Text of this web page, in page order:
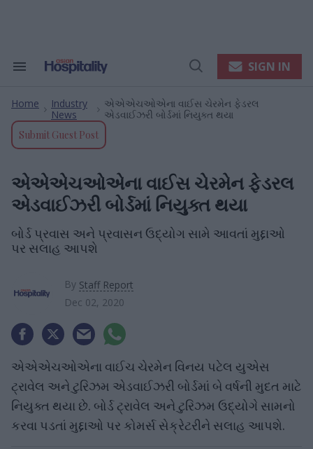
Search
Navigation
Open
SIGN IN
Home
Industry
News
એએએચઓએના વાઈસ ચેરમેન ફેડરલ
એડવાઈઝરી બોર્ડમાં નિયુક્ત થયા
Submit Guest Post
એએએચઓએના વાઈસ ચેરમેન ફેડરલ
એડવાઈઝરી બોર્ડમાં નિયુક્ત થયા
બોર્ડ પ્રવાસ અને પ્રવાસન ઉદ્યોગ સામે આવતાં મુદ્દાઓ
પર સલાહ આપશે
By Staff Report
Dec 02, 2020
એએએચઓએના વાઈચ ચેરમેન વિનય પટેલ યુએસ
ટ્રાવેલ અને ટુરિઝમ એડવાઈઝરી બોર્ડમાં બે વર્ષની મુદત માટે
નિયુક્ત થયા છે. બોર્ડ ટ્રાવેલ અને ટુરિઝમ ઉદ્યોગે સામનો
કરવા પડતાં મુદ્દાઓ પર કોમર્સ સેક્રેટરીને સલાહ આપશે.